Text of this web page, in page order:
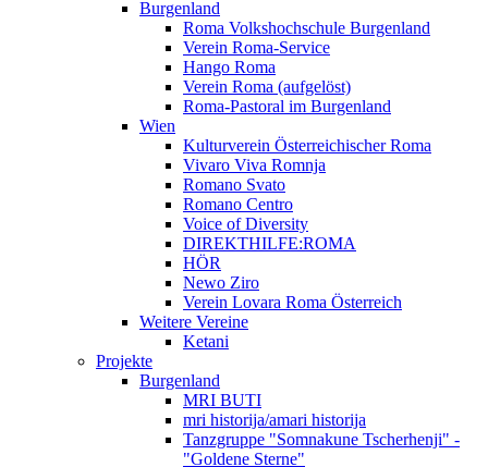
Burgenland
Roma Volkshochschule Burgenland
Verein Roma-Service
Hango Roma
Verein Roma (aufgelöst)
Roma-Pastoral im Burgenland
Wien
Kulturverein Österreichischer Roma
Vivaro Viva Romnja
Romano Svato
Romano Centro
Voice of Diversity
DIREKTHILFE:ROMA
HÖR
Newo Ziro
Verein Lovara Roma Österreich
Weitere Vereine
Ketani
Projekte
Burgenland
MRI BUTI
mri historija/amari historija
Tanzgruppe "Somnakune Tscherhenji" -
"Goldene Sterne"